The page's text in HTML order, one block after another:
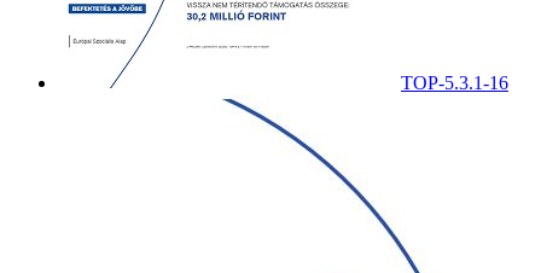
TOP-5.3.1-16